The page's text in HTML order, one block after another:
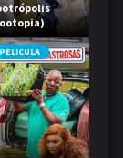
PELICULA